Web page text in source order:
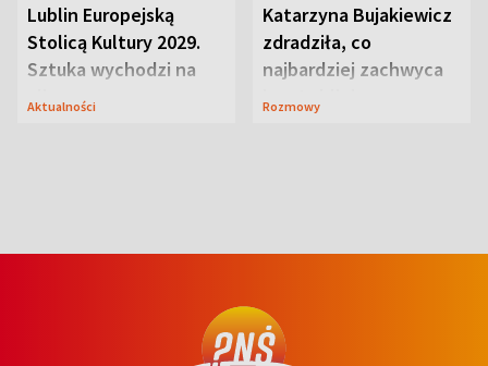
Lublin Europejską
Stolicą Kultury 2029.
Sztuka wychodzi na
Aktualności
Katarzyna Bujakiewicz
zdradziła, co
najbardziej zachwyca
Rozmowy